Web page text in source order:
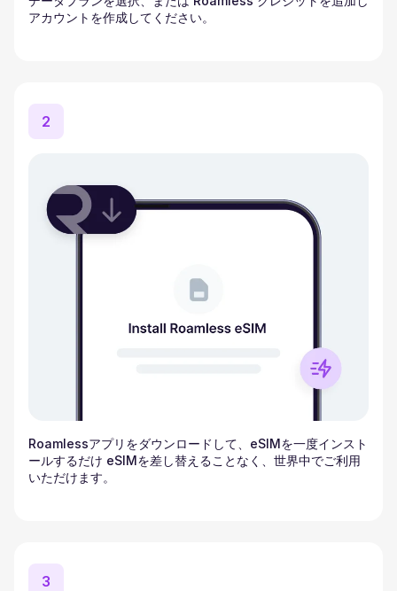
アカウントを作成してください。
2
Roamlessアプリをダウンロードして、eSIMを一度インスト
ールするだけ eSIMを差し替えることなく、世界中でご利用
いただけます。
3